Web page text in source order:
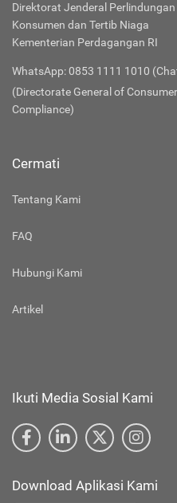
Direktorat Jenderal Perlindungan
Konsumen dan Tertib Niaga
Kementerian Perdagangan RI
WhatsApp: 0853 1111 1010
(Directorate General of
Compliance)
Cermati
Tentang Kami
FAQ
Hubungi Kami
Artikel
Ikuti Media Sosial Kami
Download Aplikasi Kami